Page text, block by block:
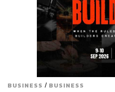
BUSINESS / BUSINESS